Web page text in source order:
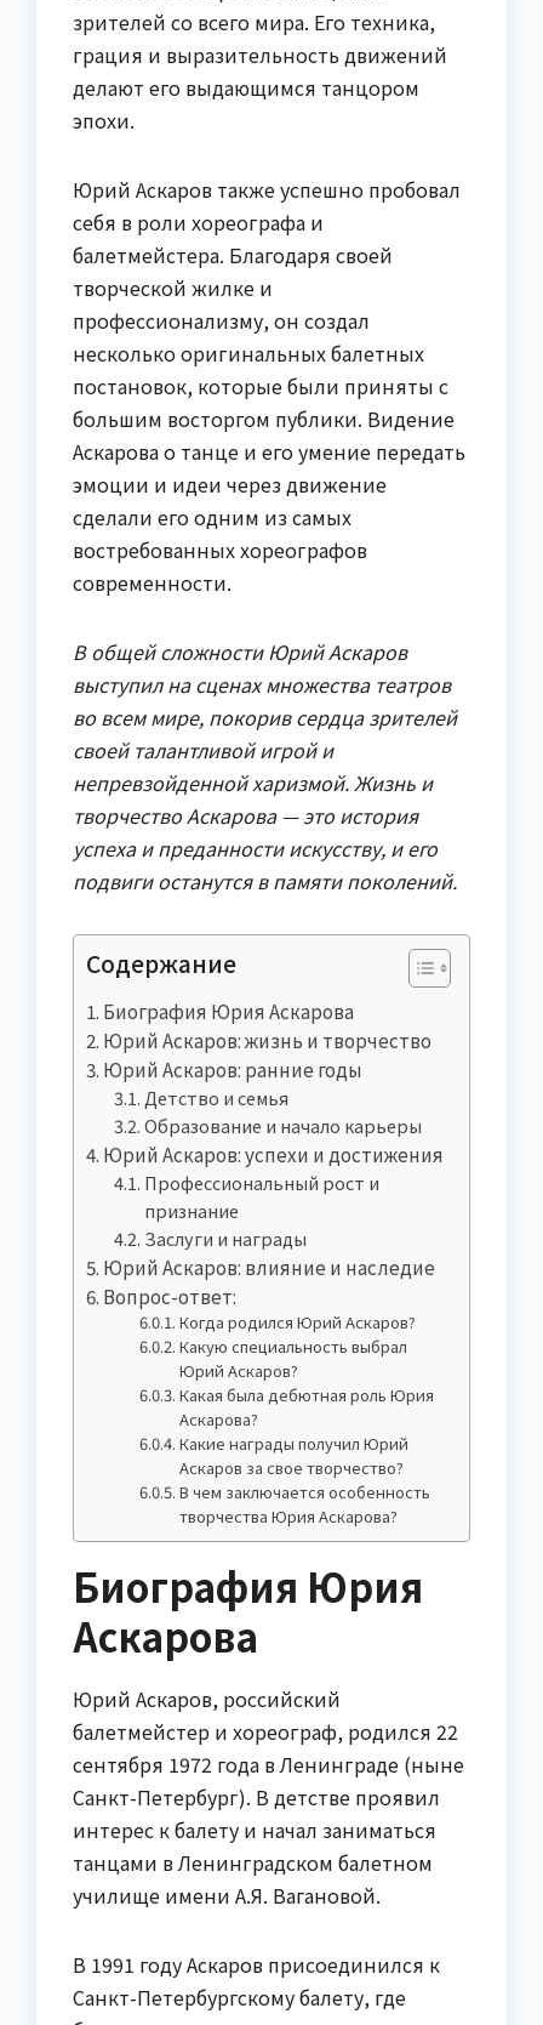
зрителей со всего мира. Его техника,
грация и выразительность движений
делают его выдающимся танцором
эпохи.
Юрий Аскаров также успешно пробовал
себя в роли хореографа и
балетмейстера. Благодаря своей
творческой жилке и
профессионализму, он создал
несколько оригинальных балетных
постановок, которые были приняты с
большим восторгом публики. Видение
Аскарова о танце и его умение передать
эмоции и идеи через движение
сделали его одним из самых
востребованных хореографов
современности.
В общей сложности Юрий Аскаров
выступил на сценах множества театров
во всем мире, покорив сердца зрителей
своей талантливой игрой и
непревзойденной харизмой. Жизнь и
творчество Аскарова — это история
успеха и преданности искусству, и его
подвиги останутся в памяти поколений.
Содержание
Биография Юрия Аскарова
Юрий Аскаров: жизнь и творчество
Юрий Аскаров: ранние годы
Детство и семья
Образование и начало карьеры
Юрий Аскаров: успехи и достижения
Профессиональный рост и
признание
Заслуги и награды
Юрий Аскаров: влияние и наследие
Вопрос-ответ:
Когда родился Юрий Аскаров?
Какую специальность выбрал
Юрий Аскаров?
Какая была дебютная роль Юрия
Аскарова?
Какие награды получил Юрий
Аскаров за свое творчество?
В чем заключается особенность
творчества Юрия Аскарова?
Биография Юрия
Аскарова
Юрий Аскаров, российский
балетмейстер и хореограф, родился 22
сентября 1972 года в Ленинграде (ныне
Санкт-Петербург). В детстве проявил
интерес к балету и начал заниматься
танцами в Ленинградском балетном
училище имени А.Я. Вагановой.
В 1991 году Аскаров присоединился к
Санкт-Петербургскому балету, где